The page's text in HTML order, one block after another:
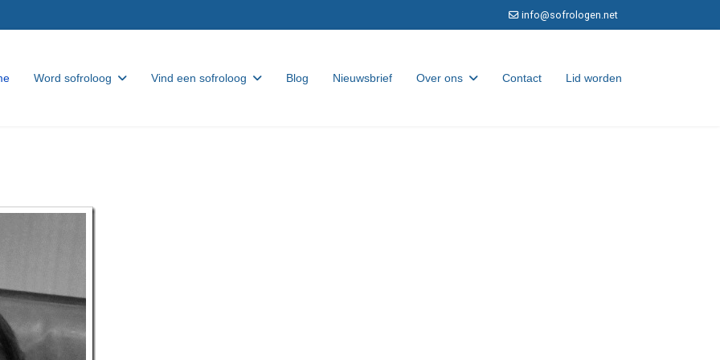
info@sofrologen.net
Word sofroloog Vind een sofroloog Blog Nieuwsbrief Over ons Contact Lid worden